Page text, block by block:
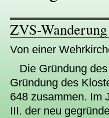
ZVS-
Von einer
Die Gründung
Gründung des
648 zusammen. Im
III. der neu